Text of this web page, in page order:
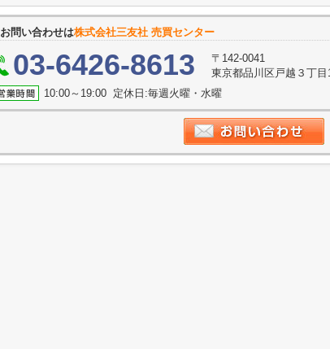
お問い合わせは株式会社三友社 売買センター
03-6426-8613
〒142-0041
東京都品川区戸越３丁
10:00～19:00 定休日:毎週火曜・水曜